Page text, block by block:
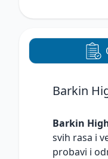
Barkin
Barkin
svih rasa i
probavi i